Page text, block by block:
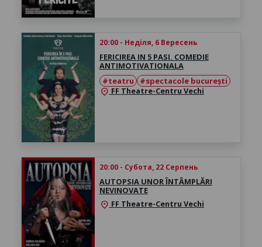
20:00 - Неділя, 6 Вересень
FERICIREA IN 5 PASI. COMEDIE
ANTIMOTIVATIONALA
#teatru
#spectacole bucurești
location_on FF Theatre-Centru Vechi
20:00 - Субота, 22 Серпень
AUTOPSIA UNOR ÎNTÂMPLĂRI
NEVINOVATE
location_on FF Theatre-Centru Vechi